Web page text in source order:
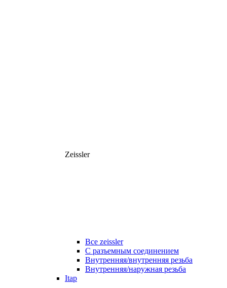
Zeissler
Все zeissler
С разъемным соединением
Внутренняя/внутренняя резьба
Внутренняя/наружная резьба
Itap